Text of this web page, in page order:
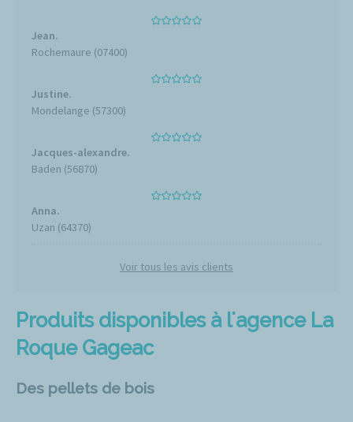
Produits disponibles à l'agence La
Roque Gageac
Des pellets de bois
Jean.
Rochemaure (07400)
Justine.
Mondelange (57300)
Jacques-alexandre.
Baden (56870)
Anna.
Uzan (64370)
Voir tous les avis clients